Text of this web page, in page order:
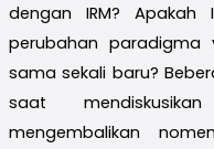
dengan IRM? Apakah
perubahan paradigma
sama sekali baru?
saat
mengembalikan